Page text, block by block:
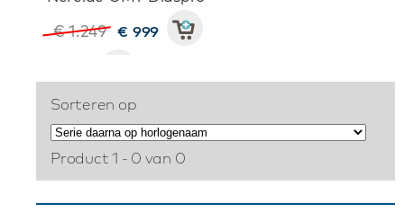
€ 1.249 € 999
Sorteren op
Product 1 - 0 van 0